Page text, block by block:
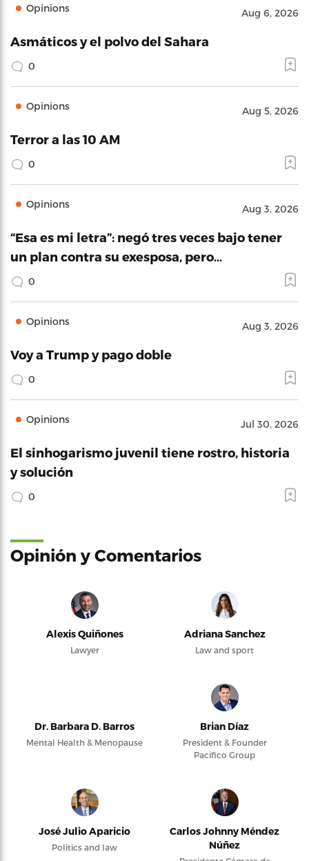
Opinions Aug 6, 2026
Asmáticos y el polvo del Sahara
0
Opinions Aug 5, 2026
Terror a las 10 AM
0
Opinions Aug 3, 2026
“Esa es mi letra”: negó tres veces bajo tener
un plan contra su exesposa, pero…
0
Opinions Aug 3, 2026
Voy a Trump y pago doble
0
Opinions Jul 30, 2026
El sinhogarismo juvenil tiene rostro, historia
y solución
0
Opinión y Comentarios
Alexis Quiñones
Lawyer
Adriana Sanchez
Law and sport
Dr. Barbara D. Barros
Mental Health & Menopause
Brian Díaz
President & Founder
Pacifico Group
José Julio Aparicio
Politics and law
Carlos Johnny Méndez
Núñez